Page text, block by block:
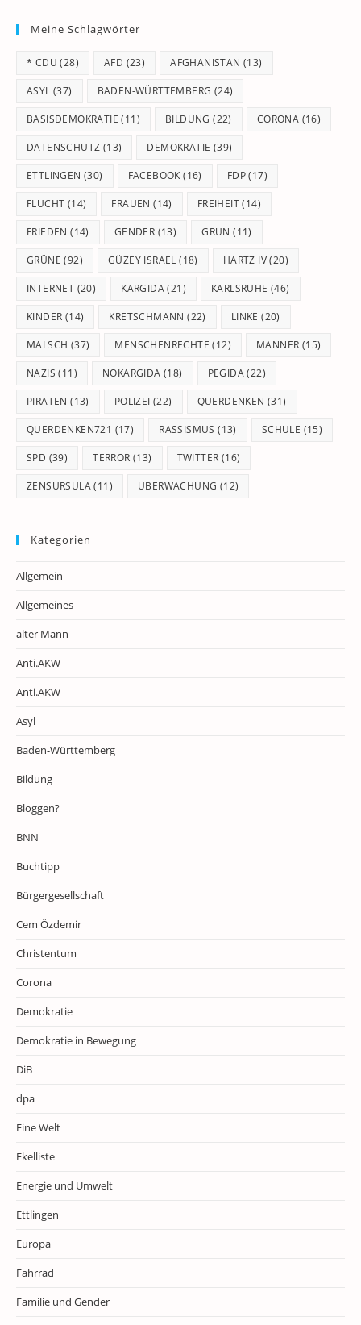
Meine Schlagwörter
* CDU (28) AFD (23) AFGHANISTAN (13)
ASYL (37) BADEN-WÜRTTEMBERG (24)
BASISDEMOKRATIE (11) BILDUNG (22) CORONA (16)
DATENSCHUTZ (13) DEMOKRATIE (39)
ETTLINGEN (30) FACEBOOK (16) FDP(17)
FLUCHT (14) FRAUEN (14) FREIHEIT(14)
FRIEDEN (14) GENDER (13) GRÜN (11)
GRÜNE (92) GÜZEY ISRAEL (18) HARTZ IV(20)
INTERNET (20) KARGIDA(21) KARLSRUHE (46)
KINDER (14) KRETSCHMANN (22) LINKE (20)
MALSCH (37) MENSCHENRECHTE (12) MÄNNER (15)
NAZIS (11) NOKARGIDA (18) PEGIDA(22)
PIRATEN (13) POLIZEI (22) QUERDENKEN (31)
QUERDENKEN721 (17) RASSISMUS (13) SCHULE (15)
SPD (39) TERROR (13) TWITTER (16)
ZENSURSULA(11) ÜBERWACHUNG (12)
Kategorien
Allgemein
Allgemeines
alter Mann
Anti.AKW
Anti.AKW
Asyl
Baden-Württemberg
Bildung
Bloggen?
BNN
Buchtipp
Bürgergesellschaft
Cem Özdemir
Christentum
Corona
Demokratie
Demokratie in Bewegung
DiB
dpa
Eine Welt
Ekelliste
Energie und Umwelt
Ettlingen
Europa
Fahrrad
Familie und Gender